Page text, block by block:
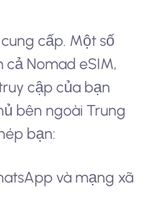
cấp. Một số
cả Nomad eSIM,
cập của bạn
bên ngoài Trung
bạn:
và mạng xã